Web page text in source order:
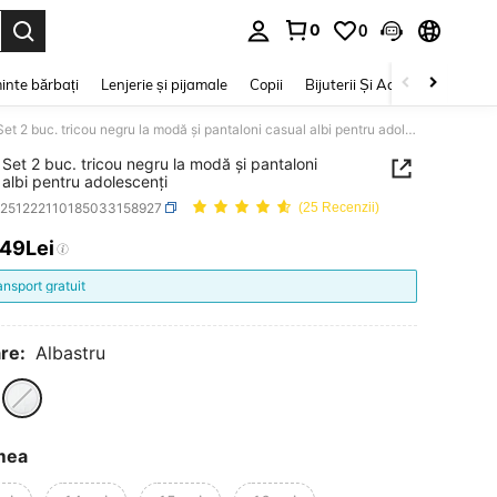
0 0
bărbați Lenjerie și pijamale Copii Bijuterii Și Accesorii
SHEIN Set 2 buc. tricou negru la modă și pantaloni casual albi pentru adolescenți
Set 2 buc. tricou negru la modă și pantaloni
pentru adolescenți
(25 Recenzii)
AND AVAILABILITY
gratuit
Albastru